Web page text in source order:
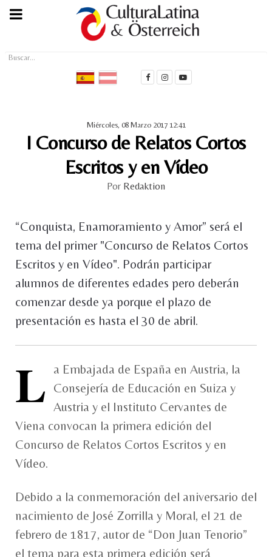
Buscar...
Miércoles, 08 Marzo 2017 12:41
I Concurso de Relatos Cortos
Escritos y en Vídeo
Por Redaktion
“Conquista, Enamoramiento y Amor” será el
tema del primer "Concurso de Relatos Cortos
Escritos y en Vídeo". Podrán participar
alumnos de diferentes edades pero deberán
comenzar desde ya porque el plazo de
presentación es hasta el 30 de abril.
L
a Embajada de España en Austria, la
Consejería de Educación en Suiza y
Austria y el Instituto Cervantes de
Viena convocan la primera edición del
Concurso de Relatos Cortos Escritos y en
Vídeo.
Debido a la conmemoración del aniversario del
nacimiento de José Zorrilla y Moral, el 21 de
febrero de 1817, autor de “Don Juan Tenorio”
el tema para esta primera edición será